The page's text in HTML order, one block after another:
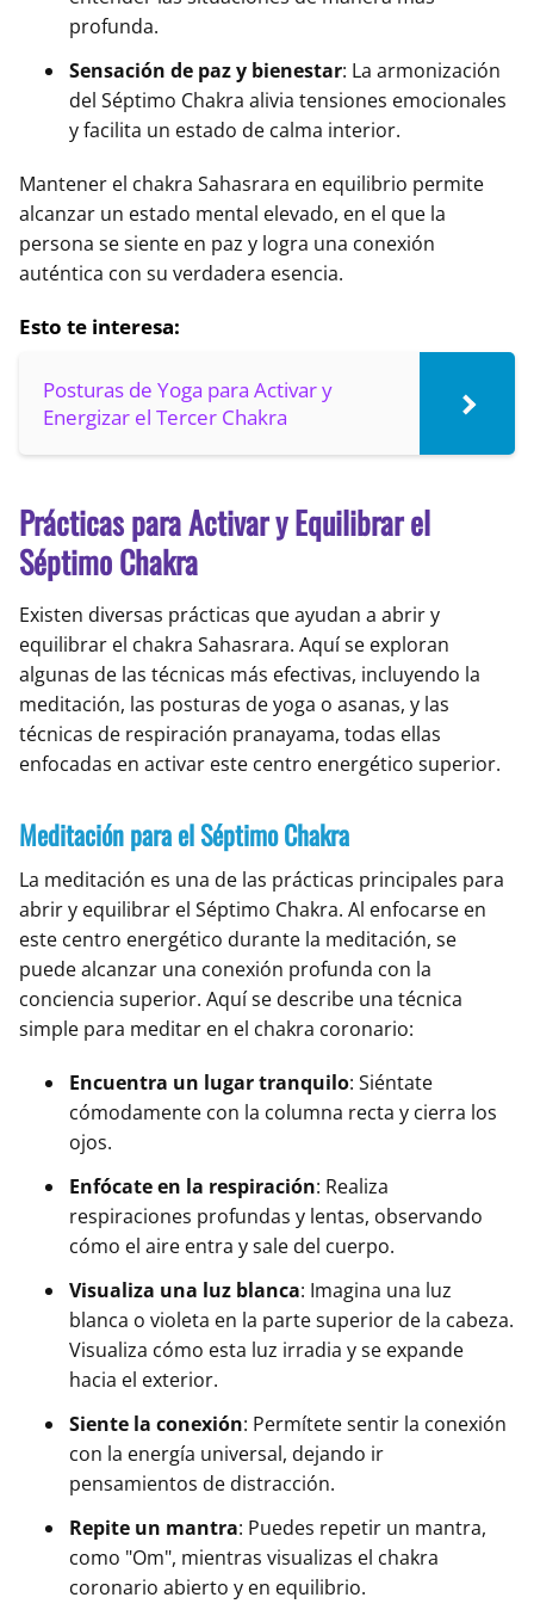
profunda.
Sensación de paz y bienestar: La armonización
del Séptimo Chakra alivia tensiones emocionales
y facilita un estado de calma interior.
Mantener el chakra Sahasrara en equilibrio permite
alcanzar un estado mental elevado, en el que la
persona se siente en paz y logra una conexión
auténtica con su verdadera esencia.
Esto te interesa:
Posturas de Yoga para Activar y
Energizar el Tercer Chakra
Prácticas para Activar y Equilibrar el
Séptimo Chakra
Existen diversas prácticas que ayudan a abrir y
equilibrar el chakra Sahasrara. Aquí se exploran
algunas de las técnicas más efectivas, incluyendo la
meditación, las posturas de yoga o asanas, y las
técnicas de respiración pranayama, todas ellas
enfocadas en activar este centro energético superior.
Meditación para el Séptimo Chakra
La meditación es una de las prácticas principales para
abrir y equilibrar el Séptimo Chakra. Al enfocarse en
este centro energético durante la meditación, se
puede alcanzar una conexión profunda con la
conciencia superior. Aquí se describe una técnica
simple para meditar en el chakra coronario:
Encuentra un lugar tranquilo: Siéntate
cómodamente con la columna recta y cierra los
ojos.
Enfócate en la respiración: Realiza
respiraciones profundas y lentas, observando
cómo el aire entra y sale del cuerpo.
Visualiza una luz blanca: Imagina una luz
blanca o violeta en la parte superior de la cabeza.
Visualiza cómo esta luz irradia y se expande
hacia el exterior.
Siente la conexión: Permítete sentir la conexión
con la energía universal, dejando ir
pensamientos de distracción.
Repite un mantra: Puedes repetir un mantra,
como "Om", mientras visualizas el chakra
coronario abierto y en equilibrio.